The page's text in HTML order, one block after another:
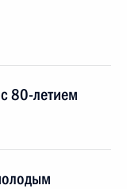
80-летием